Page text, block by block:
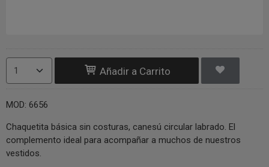
Añadir a Carrito
MOD: 6656
Chaquetita básica sin costuras, canesú circular labrado. El
complemento ideal para acompañar a muchos de nuestros
vestidos.